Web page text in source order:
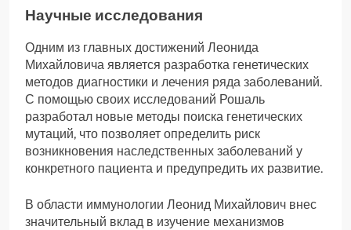
Научные исследования
Одним из главных достижений Леонида
Михайловича является разработка генетических
методов диагностики и лечения ряда заболеваний.
С помощью своих исследований Рошаль
разработал новые методы поиска генетических
мутаций, что позволяет определить риск
возникновения наследственных заболеваний у
конкретного пациента и предупредить их развитие.
В области иммунологии Леонид Михайлович внес
значительный вклад в изучение механизмов